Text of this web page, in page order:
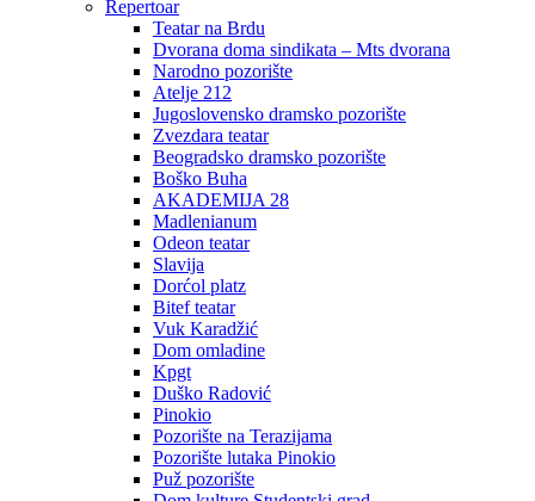
Repertoar
Teatar na Brdu
Dvorana doma sindikata – Mts dvorana
Narodno pozorište
Atelje 212
Jugoslovensko dramsko pozorište
Zvezdara teatar
Beogradsko dramsko pozorište
Boško Buha
AKADEMIJA 28
Madlenianum
Odeon teatar
Slavija
Dorćol platz
Bitef teatar
Vuk Karadžić
Dom omladine
Kpgt
Duško Radović
Pinokio
Pozorište na Terazijama
Pozorište lutaka Pinokio
Puž pozorište